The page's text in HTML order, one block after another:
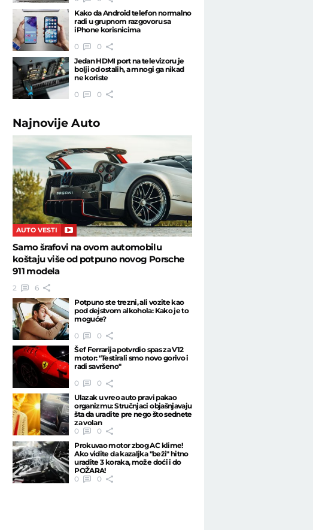
Kako da Android telefon normalno
radi u grupnom razgovoru sa
iPhone korisnicima
0
0
Jedan HDMI port na televizoru je
bolji od ostalih, a mnogi ga nikad
ne koriste
0
0
NajnovijeAuto
AUTO VESTI
Samo šrafovi na ovom automobilu
koštaju više od potpuno novog Porsche
911 modela
2
6
Potpuno ste trezni, ali vozite kao
pod dejstvom alkohola: Kako je to
moguće?
0
0
Šef Ferrarija potvrdio spas za V12
motor: "Testirali smo novo gorivo i
radi savršeno"
0
0
Ulazak u vreo auto pravi pakao
organizmu: Stručnjaci objašnjavaju
šta da uradite pre nego što sednete
za volan
0
0
Prokuvao motor zbog AC klime!
Ako vidite da kazaljka "beži" hitno
uradite 3 koraka, može doći i do
POŽARA!
0
0